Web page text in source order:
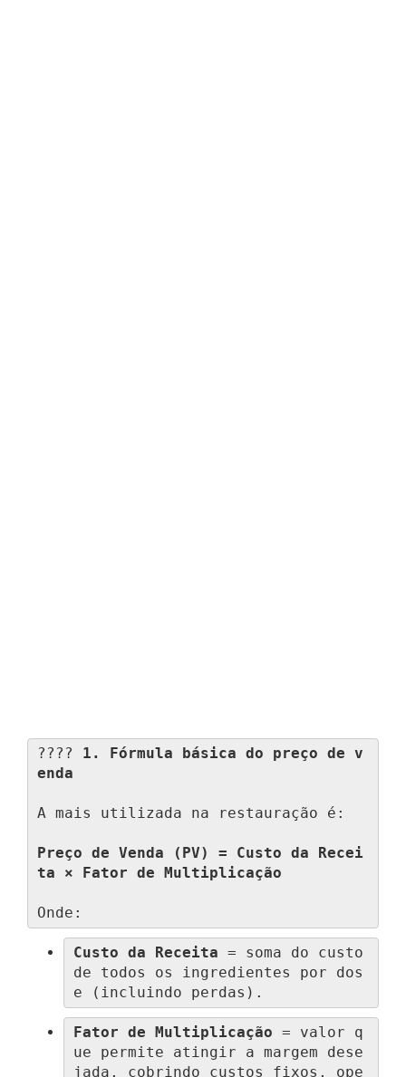
???? 1. Fórmula básica do preço de v
enda
A mais utilizada na restauração é:
Preço de Venda (PV) = Custo da Recei
ta × Fator de Multiplicação
Onde:
Custo da Receita = soma do custo
de todos os ingredientes por dos
e (incluindo perdas).
Fator de Multiplicação = valor q
ue permite atingir a margem dese
jada, cobrindo custos fixos, ope